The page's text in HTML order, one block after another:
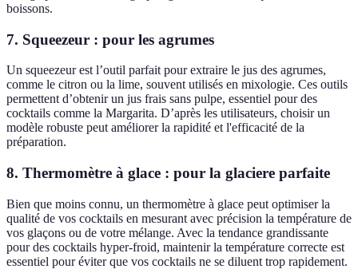
boissons.
7. Squeezeur : pour les agrumes
Un squeezeur est l’outil parfait pour extraire le jus des agrumes,
comme le citron ou la lime, souvent utilisés en mixologie. Ces outils
permettent d’obtenir un jus frais sans pulpe, essentiel pour des
cocktails comme la Margarita. D’après les utilisateurs, choisir un
modèle robuste peut améliorer la rapidité et l'efficacité de la
préparation.
8. Thermomètre à glace : pour la glaciere parfaite
Bien que moins connu, un thermomètre à glace peut optimiser la
qualité de vos cocktails en mesurant avec précision la température de
vos glaçons ou de votre mélange. Avec la tendance grandissante
pour des cocktails hyper-froid, maintenir la température correcte est
essentiel pour éviter que vos cocktails ne se diluent trop rapidement.